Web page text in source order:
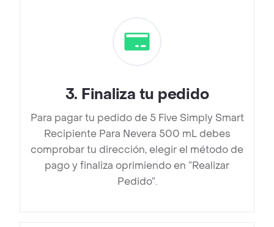
3. Finaliza tu pedido
Para pagar tu pedido de 5 Five Simply Smart
Recipiente Para Nevera 500 mL debes
comprobar tu dirección, elegir el método de
pago y finaliza oprimiendo en “Realizar
Pedido”.